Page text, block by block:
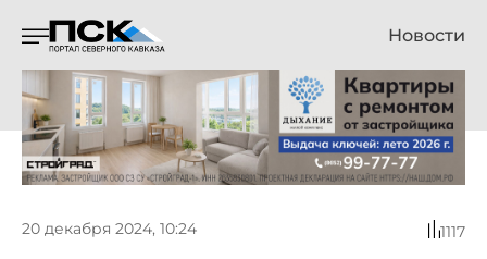
Новости
20 декабря 2024, 10:24 1117